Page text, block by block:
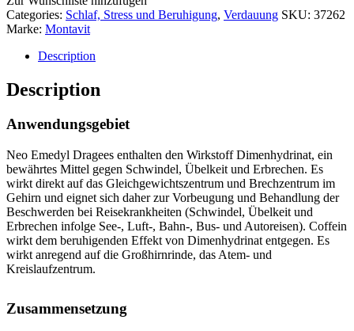
Categories: Schlaf, Stress und Beruhigung, Verdauung SKU: 37262
Marke: Montavit
Description
Description
Anwendungsgebiet
Neo Emedyl Dragees enthalten den Wirkstoff Dimenhydrinat, ein
bewährtes Mittel gegen Schwindel, Übelkeit und Erbrechen. Es
wirkt direkt auf das Gleichgewichtszentrum und Brechzentrum im
Gehirn und eignet sich daher zur Vorbeugung und Behandlung der
Beschwerden bei Reisekrankheiten (Schwindel, Übelkeit und
Erbrechen infolge See-, Luft-, Bahn-, Bus- und Autoreisen). Coffein
wirkt dem beruhigenden Effekt von Dimenhydrinat entgegen. Es
wirkt anregend auf die Großhirnrinde, das Atem- und
Kreislaufzentrum.
Zusammensetzung